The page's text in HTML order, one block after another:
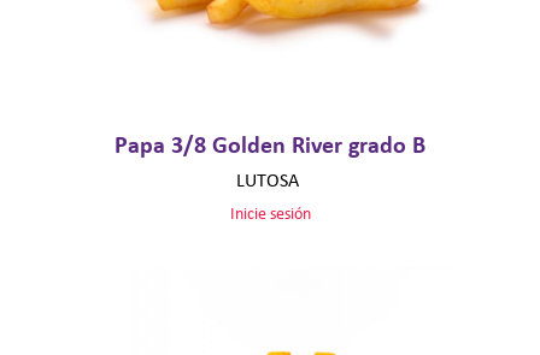
Papa 3/8 Golden River grado B
LUTOSA
Inicie sesión